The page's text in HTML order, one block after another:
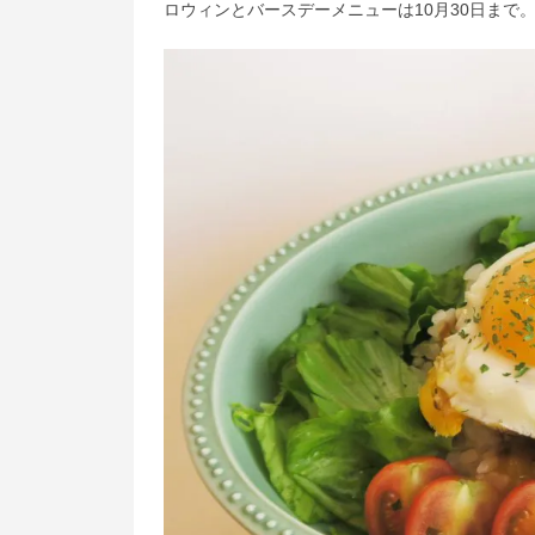
ロウィンとバースデーメニューは10月30日まで。